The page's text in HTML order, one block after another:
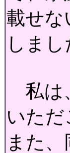
載せな
しまし
私は
いただ
また